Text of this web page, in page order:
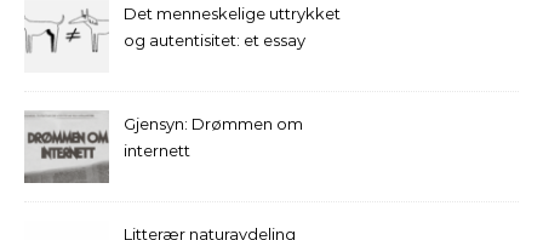
Det menneskelige uttrykket
og autentisitet: et essay
Gjensyn: Drømmen om
internett
Litterær naturavdeling